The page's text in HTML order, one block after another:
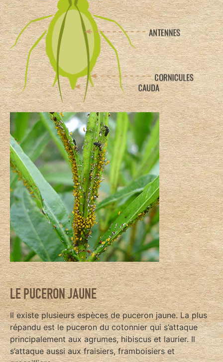
LE PUCERON JAUNE
Il existe plusieurs espèces de puceron jaune. La plus
répandu est le puceron du cotonnier qui s’attaque
principalement aux agrumes, hibiscus et laurier. Il
s’attaque aussi aux fraisiers, framboisiers et